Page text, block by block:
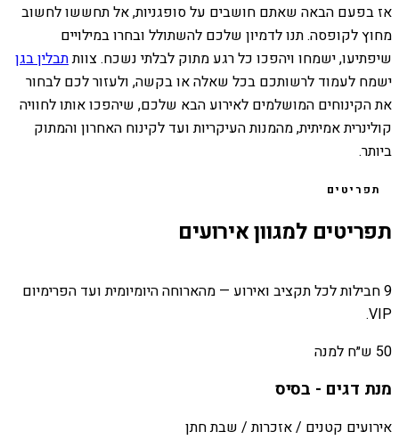
אז בפעם הבאה שאתם חושבים על סופגניות, אל תחששו לחשוב
מחוץ לקופסה. תנו לדמיון שלכם להשתולל ובחרו במילויים
שיפתיעו, ישמחו ויהפכו כל רגע מתוק לבלתי נשכח. צוותתבלין בגן
ישמח לעמוד לרשותכם בכל שאלה או בקשה, ולעזור לכם לבחור
את הקינוחים המושלמים לאירוע הבא שלכם, שיהפכו אותו לחוויה
קולינרית אמיתית, מהמנות העיקריות ועד לקינוח האחרון והמתוק
ביותר.
תפריטים
תפריטים למגוון אירועים
9 חבילות לכל תקציב ואירוע — מהארוחה היומיומית ועד הפרימיום
VIP.
50 ש״ח למנה
מנת דגים - בסיס
אירועים קטנים / אזכרות / שבת חתן